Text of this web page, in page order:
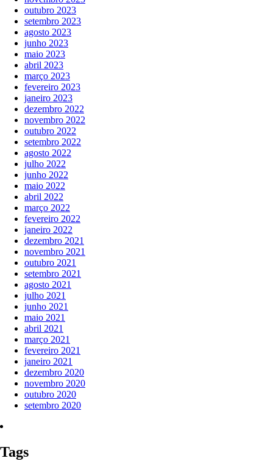
outubro 2023
setembro 2023
agosto 2023
junho 2023
maio 2023
abril 2023
março 2023
fevereiro 2023
janeiro 2023
dezembro 2022
novembro 2022
outubro 2022
setembro 2022
agosto 2022
julho 2022
junho 2022
maio 2022
abril 2022
março 2022
fevereiro 2022
janeiro 2022
dezembro 2021
novembro 2021
outubro 2021
setembro 2021
agosto 2021
julho 2021
junho 2021
maio 2021
abril 2021
março 2021
fevereiro 2021
janeiro 2021
dezembro 2020
novembro 2020
outubro 2020
setembro 2020
Tags